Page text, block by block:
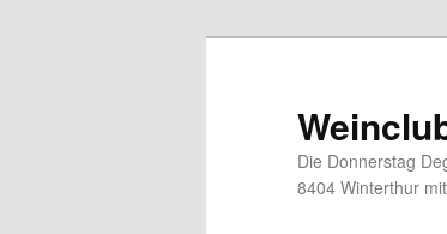
Die Donnerstag
8404 Winterthur